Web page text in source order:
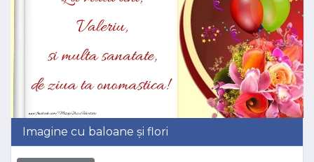
Imagine cu baloane și flori